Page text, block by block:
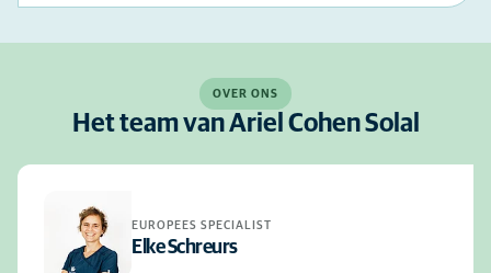
OVER ONS
Het team van Ariel Cohen Solal
EUROPEES SPECIALIST
Elke Schreurs